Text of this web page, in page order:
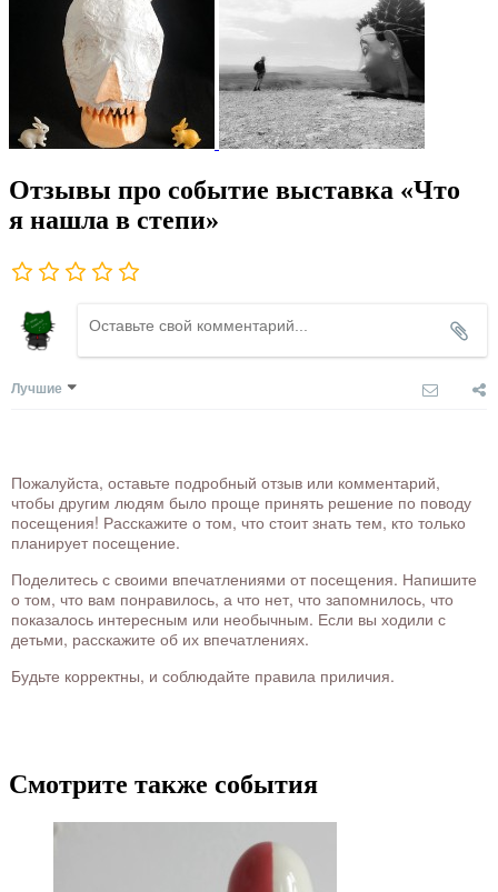
Отзывы про событие выставка «Что
я нашла в степи»
Лучшие
Пожалуйста, оставьте подробный отзыв или комментарий,
чтобы другим людям было проще принять решение по поводу
посещения! Расскажите о том, что стоит знать тем, кто только
планирует посещение.
Поделитесь с своими впечатлениями от посещения. Напишите
о том, что вам понравилось, а что нет, что запомнилось, что
показалось интересным или необычным. Если вы ходили с
детьми, расскажите об их впечатлениях.
Будьте корректны, и соблюдайте правила приличия.
Смотрите также события